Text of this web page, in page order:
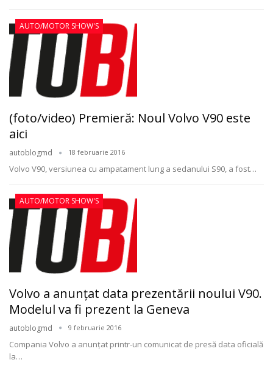
AUTO/MOTOR SHOW'S
(foto/video) Premieră: Noul Volvo V90 este
aici
autoblogmd 18 februarie 2016
Volvo V90, versiunea cu ampatament lung a sedanului S90, a fost…
AUTO/MOTOR SHOW'S
Volvo a anunţat data prezentării noului V90.
Modelul va fi prezent la Geneva
autoblogmd 9 februarie 2016
Compania Volvo a anunţat printr-un comunicat de presă data oficială
la…